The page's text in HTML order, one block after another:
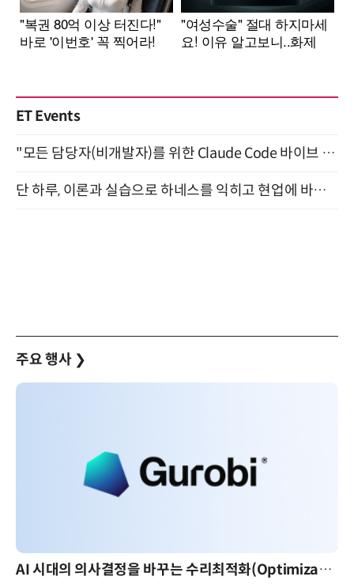
ET Events
"모든 담당자(비개발자)를 위한 Claude Code 바이브 코딩 2-day 부트캠프" 9월 16~17일 개최
단 하루, 이론과 실습으로 하네스를 익히고 현업에 바로 쓰는 핸즈온 워크숍 (8/20)
주요 행사 ❯
AI 시대의 의사결정을 바꾸는 수리최적화(Optimization): 실제 산업 적용 사례와 활용 전략